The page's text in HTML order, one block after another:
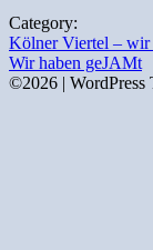
Category:
Kölner Viertel – wir
Wir haben geJAMt
©2026 | WordPress